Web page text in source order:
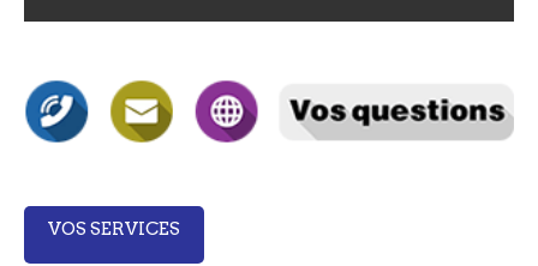
VOS SERVICES